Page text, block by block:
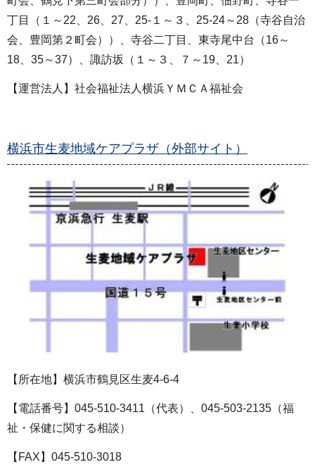
丁目（１～22、26、27、25-１～３、25-24～28（寺谷自治
会、豊岡第２町会））、寺谷二丁目、東寺尾中台（16～
18、35～37）、諏訪坂（１～３、７～19、21）
【運営法人】社会福祉法人横浜ＹＭＣＡ福祉会
横浜市生麦地域ケアプラザ（外部サイト）
【所在地】横浜市鶴見区生麦4‐6-4
【電話番号】045-510-3411（代表）、045-503-2135（福
祉・保健に関する相談）
【FAX】045-510-3018